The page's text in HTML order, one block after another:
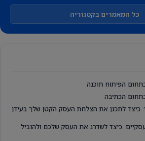
כל המאמרים בקטגוריה
הפיתוח תוכנה
הכתיבה
כיצד לתכנן את הצלחת העסק הקטן שלך בעידן
כיצד לשדרג את העסק שלכם ולהוביל